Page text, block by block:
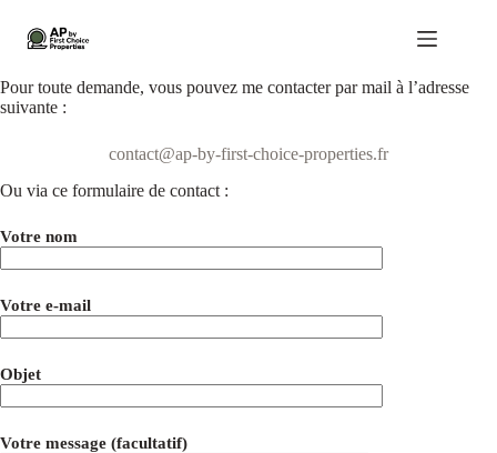
contenu
Pour toute demande, vous pouvez me contacter par mail à l’adresse
suivante :
contact@ap-by-first-choice-properties.fr
Ou via ce formulaire de contact :
Votre nom
Votre e-mail
Objet
Votre message (facultatif)